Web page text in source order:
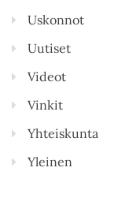
Uskonnot
Uutiset
Videot
Vinkit
Yhteiskunta
Yleinen